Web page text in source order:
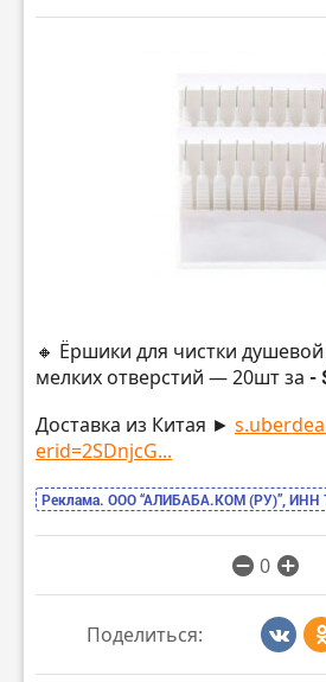
🔸 Ёршики для чистки
мелких отверстий — 20шт за -
Доставка из Китая ►
erid=2SDnjcG...
Реклама. ООО “АЛИБАБА.КОМ (РУ)”, ИНН
0
Поделиться: